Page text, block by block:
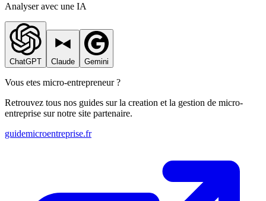
Analyser avec une IA
ChatGPT Claude Gemini
Vous etes micro-entrepreneur ?
Retrouvez tous nos guides sur la creation et la gestion de micro-
entreprise sur notre site partenaire.
guidemicroentreprise.fr